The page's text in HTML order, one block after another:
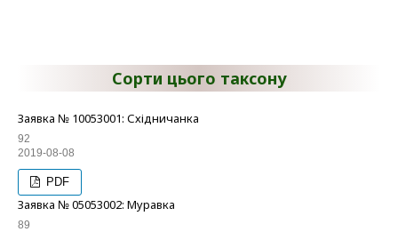
Сорти цього таксону
Заявка № 10053001: Східничанка
92
2019-08-08
PDF
Заявка № 05053002: Муравка
89